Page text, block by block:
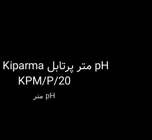
اطلاعات بیشتر
KPM/P/20
pH متر